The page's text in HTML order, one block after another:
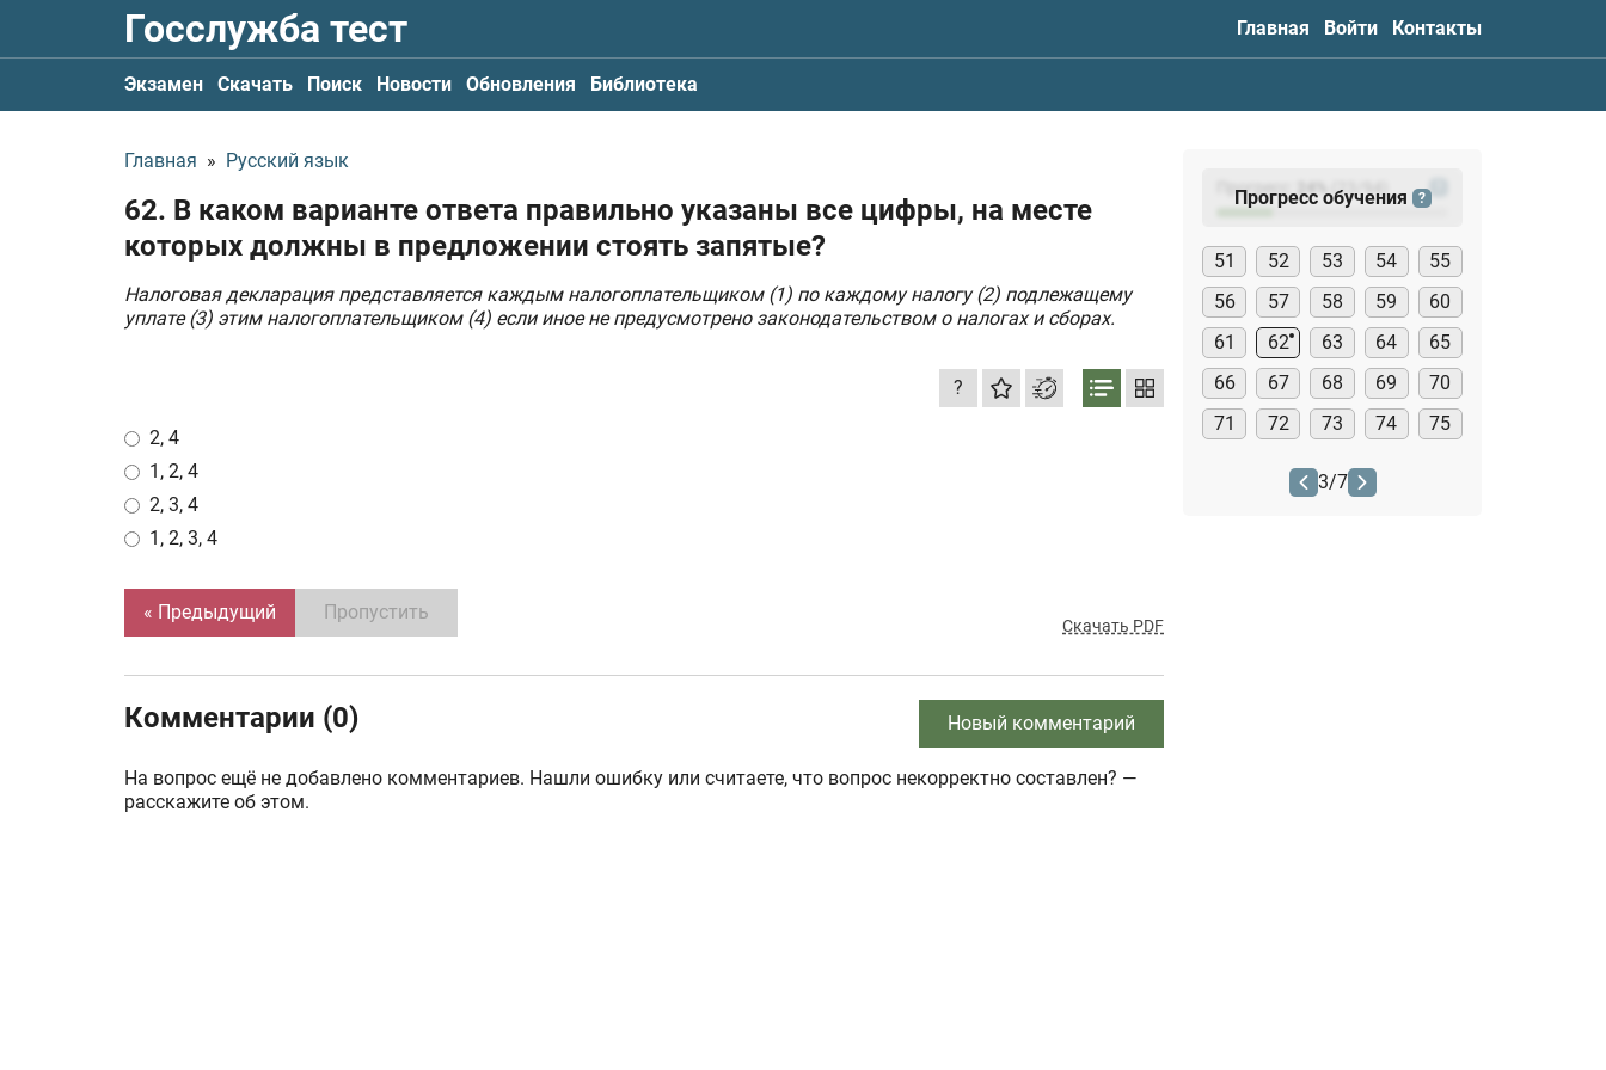
Госслужба тест Главная Войти Контакты
Экзамен Скачать Поиск Новости Обновления Библиотека
Главная » Русский язык
62. В каком варианте ответа правильно указаны все цифры, на месте
которых должны в предложении стоять запятые?
Налоговая декларация представляется каждым налогоплательщиком (1) по каждому налогу (2) подлежащему
уплате (3) этим налогоплательщиком (4) если иное не предусмотрено законодательством о налогах и сборах.
?
2, 4
1, 2, 4
2, 3, 4
1, 2, 3, 4
« Предыдущий Пропустить
Скачать PDF
Комментарии (0) Новый комментарий
На вопрос ещё не добавлено комментариев. Нашли ошибку или считаете, что вопрос некорректно составлен? —
расскажите об этом.
Прогресс: (23
Прогресс обучения ?
51 52 53 54
55
56
57 58 59
60
61
62 63 64
65
66
67 68 69
70
71
72 73 74 75
3/7